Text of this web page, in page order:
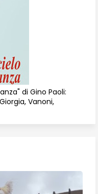
di Gino Paoli:
Vanoni,